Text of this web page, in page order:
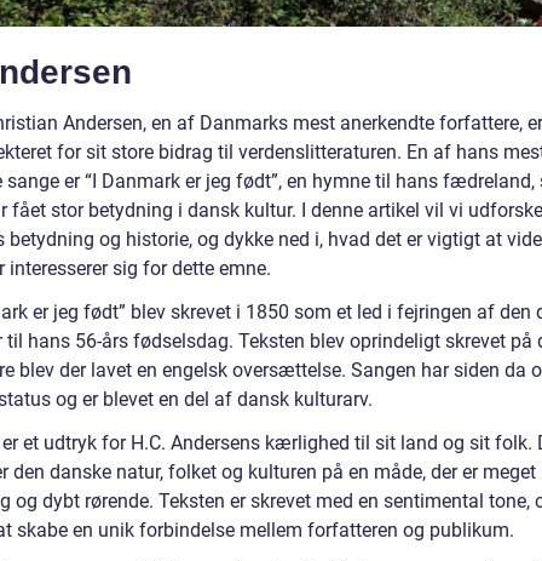
Andersen, en af Danmarks mest anerkendte forfattere,
for sit store bidrag til verdenslitteraturen. En af hans
sange er “I Danmark er jeg født”, en hymne til hans fædreland,
fået stor betydning i dansk kultur. I denne artikel vil vi udforske
betydning og historie, og dykke ned i, hvad det er vigtigt at
interesserer sig for dette emne.
er jeg født” blev skrevet i 1850 som et led i fejringen af den
hans 56-års fødselsdag. Teksten blev oprindeligt skrevet på
blev der lavet en engelsk oversættelse. Sangen har siden da
og er blevet en del af dansk kulturarv.
et udtryk for H.C. Andersens kærlighed til sit land og sit folk.
den danske natur, folket og kulturen på en måde, der er meget
og dybt rørende. Teksten er skrevet med en sentimental tone,
skabe en unik forbindelse mellem forfatteren og publikum.